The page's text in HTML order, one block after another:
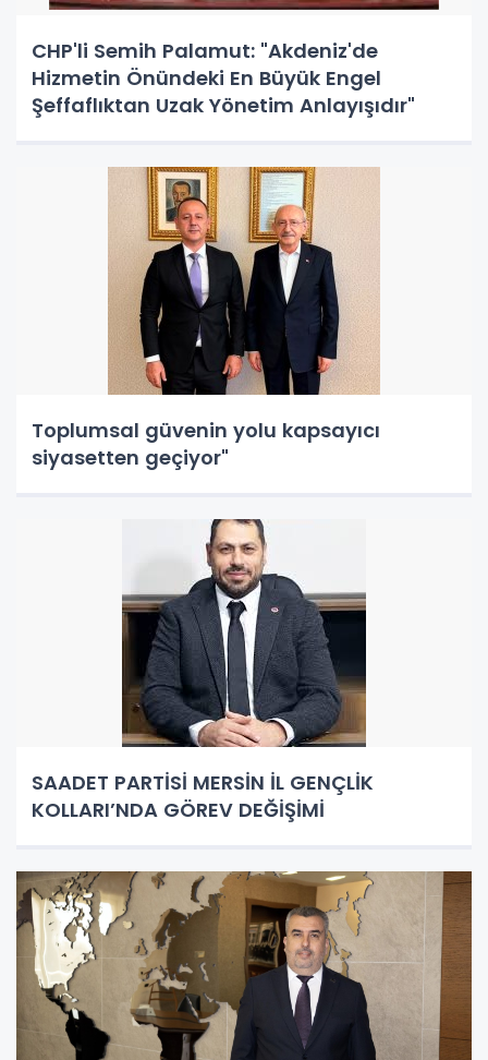
CHP'li Semih Palamut: "Akdeniz'de
Hizmetin Önündeki En Büyük Engel
Şeffaflıktan Uzak Yönetim Anlayışıdır"
Toplumsal güvenin yolu kapsayıcı
siyasetten geçiyor"
SAADET PARTİSİ MERSİN İL GENÇLİK
KOLLARI’NDA GÖREV DEĞİŞİMİ